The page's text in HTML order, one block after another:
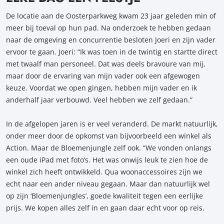
De locatie aan de Oosterparkweg kwam 23 jaar geleden min of
meer bij toeval op hun pad. Na onderzoek te hebben gedaan
naar de omgeving en concurrentie besloten Joeri en zijn vader
ervoor te gaan. Joeri: “Ik was toen in de twintig en startte direct
met twaalf man personeel. Dat was deels bravoure van mij,
maar door de ervaring van mijn vader ook een afgewogen
keuze. Voordat we open gingen, hebben mijn vader en ik
anderhalf jaar verbouwd. Veel hebben we zelf gedaan.”
In de afgelopen jaren is er veel veranderd. De markt natuurlijk,
onder meer door de opkomst van bijvoorbeeld een winkel als
Action. Maar de Bloemenjungle zelf ook. “We vonden onlangs
een oude iPad met foto’s. Het was onwijs leuk te zien hoe de
winkel zich heeft ontwikkeld. Qua woonaccessoires zijn we
echt naar een ander niveau gegaan. Maar dan natuurlijk wel
op zijn ‘Bloemenjungles’, goede kwaliteit tegen een eerlijke
prijs. We kopen alles zelf in en gaan daar echt voor op reis.